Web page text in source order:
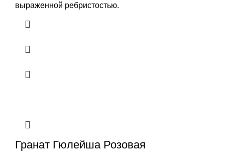
выраженной ребристостью.
Гранат Гюлейша Розовая